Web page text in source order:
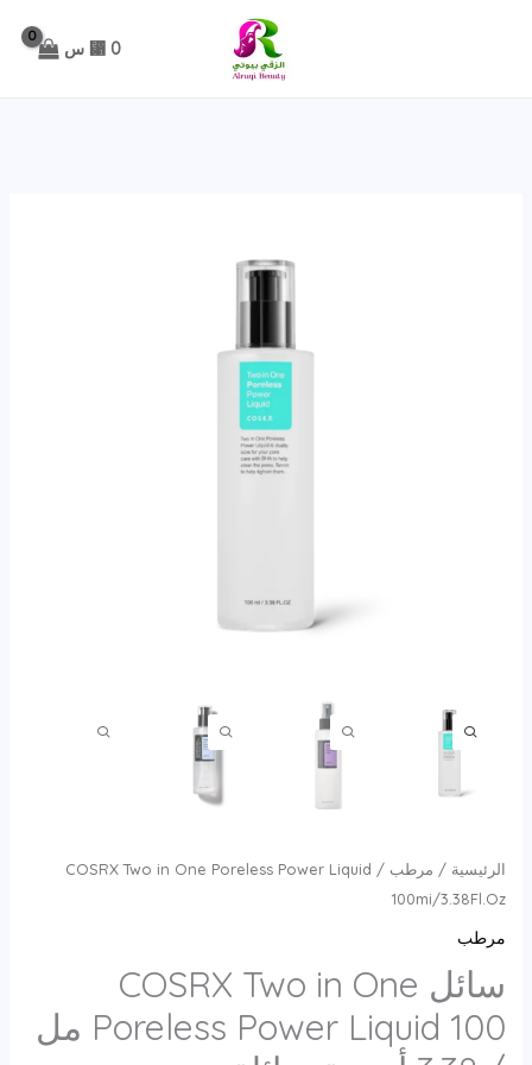
0 ⃁ س
الرئيسية / مرطب
/ COSRX Two in One Poreless Power Liquid
100mi/3.38Fl.Oz
مرطب
سائل COSRX Two in One
Poreless Power Liquid 100 مل